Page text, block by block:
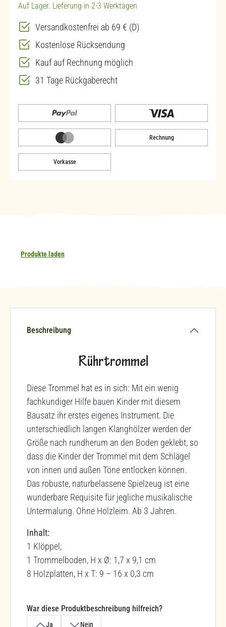
Auf Lager. Lieferung in 2-3 Werktagen
Versandkostenfrei ab 69 € (D)
Kostenlose Rücksendung
Kauf auf Rechnung möglich
31 Tage Rückgaberecht
Rechnung
Vorkasse
Produkte laden
Beschreibung
Rührtrommel
Diese Trommel hat es in sich: Mit ein wenig
fachkundiger Hilfe bauen Kinder mit diesem
Bausatz ihr erstes eigenes Instrument. Die
unterschiedlich langen Klanghölzer werden der
Größe nach rundherum an den Boden geklebt, so
dass die Kinder der Trommel mit dem Schlägel
von innen und außen Töne entlocken können.
Das robuste, naturbelassene Spielzeug ist eine
wunderbare Requisite für jegliche musikalische
Untermalung. Ohne Holzleim. Ab 3 Jahren.
Inhalt:
1 Klöppel;
1 Trommelboden, H x Ø: 1,7 x 9,1 cm
8 Holzplatten, H x T: 9 – 16 x 0,3 cm
War diese Produktbeschreibung hilfreich?
Ja Nein